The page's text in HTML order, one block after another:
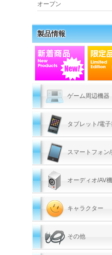
オープン
製品情報
ゲーム周辺機器
タブレット/電
スマートフォン
オーディオ/AV
キャラクター
その他